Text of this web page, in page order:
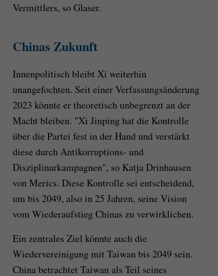
Vermittlers, so Glaser.
Chinas Zukunft
Innenpolitisch bleibt Xi weiterhin
unangefochten. Seit einer Verfassungsänderung
2023 könnte er theoretisch unbegrenzt an der
Macht bleiben. "Xi Jinping hat die Kontrolle
über die Partei fest in der Hand und verstärkt
diese durch Antikorruptions- und
Disziplinarkampagnen", so Katja Drinhausen
von Merics. Diese Kontrolle sei entscheidend,
um bis 2049, also in 25 Jahren, seine Vision
vom Wiederaufstieg Chinas zu verwirklichen.
Ein zentrales Ziel könnte auch die
Wiedervereinigung mit Taiwan bis 2049 sein.
China betrachtet Taiwan als Teil seines